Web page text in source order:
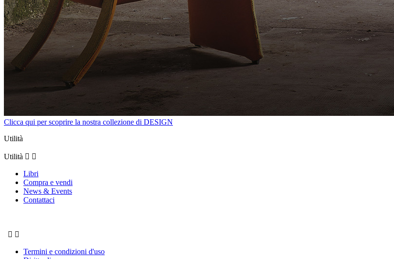
Clicca qui per scoprire la nostra collezione di DESIGN
Utilità
Utilità  
Libri
Compra e vendi
News & Events
Contattaci
 
Termini e condizioni d'uso